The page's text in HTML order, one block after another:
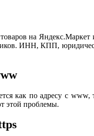
на
ИНН, КПП,
как по адресу с www,
этой проблемы.